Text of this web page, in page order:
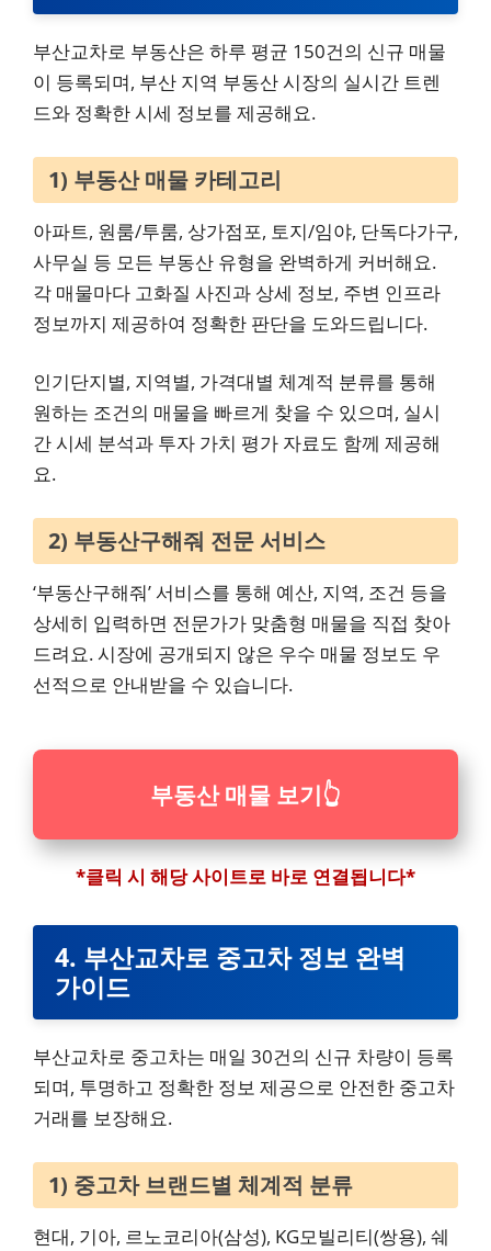
부산교차로 부동산은 하루 평균 150건의 신규 매물
이 등록되며, 부산 지역 부동산 시장의 실시간 트렌
드와 정확한 시세 정보를 제공해요.
1) 부동산 매물 카테고리
아파트, 원룸/투룸, 상가점포, 토지/임야, 단독다가구,
사무실 등 모든 부동산 유형을 완벽하게 커버해요.
각 매물마다 고화질 사진과 상세 정보, 주변 인프라
정보까지 제공하여 정확한 판단을 도와드립니다.
인기단지별, 지역별, 가격대별 체계적 분류를 통해
원하는 조건의 매물을 빠르게 찾을 수 있으며, 실시
간 시세 분석과 투자 가치 평가 자료도 함께 제공해
요.
2) 부동산구해줘 전문 서비스
‘부동산구해줘’ 서비스를 통해 예산, 지역, 조건 등을
상세히 입력하면 전문가가 맞춤형 매물을 직접 찾아
드려요. 시장에 공개되지 않은 우수 매물 정보도 우
선적으로 안내받을 수 있습니다.
부동산 매물 보기👆
*클릭 시 해당 사이트로 바로 연결됩니다*
4. 부산교차로 중고차 정보 완벽
가이드
부산교차로 중고차는 매일 30건의 신규 차량이 등록
되며, 투명하고 정확한 정보 제공으로 안전한 중고차
거래를 보장해요.
1) 중고차 브랜드별 체계적 분류
현대, 기아, 르노코리아(삼성), KG모빌리티(쌍용), 쉐